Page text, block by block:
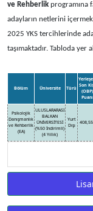
ve Rehberlik programına
adayların netlerini
2025 YKS tercihlerinde
taşımaktadır. Tabloda yer
Bölüm Üniversite Türü
Son
(OBP)
Puanı
Psikolojik
Danışmanlık
ve Rehberlik
(EA)
ULUSLARARASI
BALKAN
ÜNİVERSİTESİ
(%50 İndirimli)
(4 Yıllık)
Yurt
Dışı